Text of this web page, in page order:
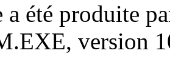
a été produite
version